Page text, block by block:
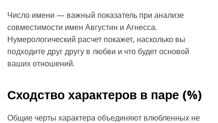
Число имени — важный показатель при анализе
совместимости имен Августин и Агнесса.
Нумерологический расчет покажет, насколько вы
подходите друг другу в любви и что будет основой
ваших отношений.
Сходство характеров в паре (%)
Общие черты характера объединяют влюбленных не